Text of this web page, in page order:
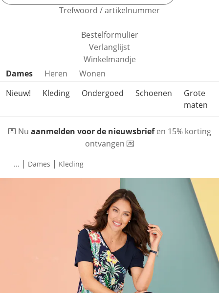
Trefwoord / artikelnummer
Bestelformulier
Verlanglijst
Winkelmandje
Productcategorieën overslaan
Dames Heren
Wonen
Nieuw!
Kleding Ondergoed Schoenen
Grote
maten
💌 Nu aanmelden voor de nieuwsbriefen 15% korting
ontvangen 💌
... | Dames | Kleding